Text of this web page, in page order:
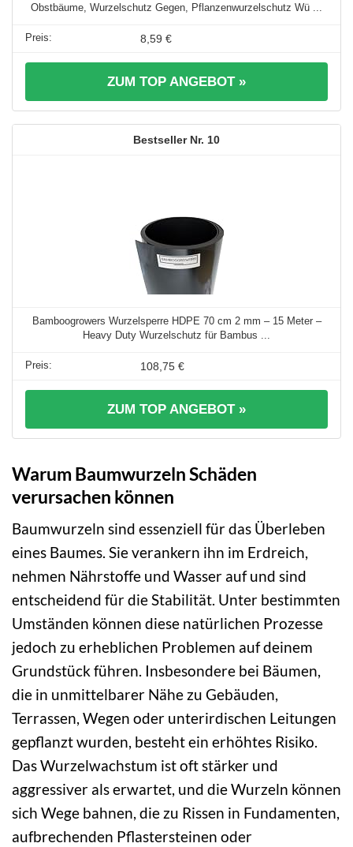
Obstbäume, Wurzelschutz Gegen, Pflanzenwurzelschutz Wü ...
8,59 €
ZUM TOP ANGEBOT »
10
Bamboogrowers Wurzelsperre HDPE 70 cm 2 mm – 15 Meter –
Heavy Duty Wurzelschutz für Bambus ...
108,75 €
ZUM TOP ANGEBOT »
Warum Baumwurzeln Schäden
verursachen können
Baumwurzeln sind essenziell für das Überleben
eines Baumes. Sie verankern ihn im Erdreich,
nehmen Nährstoffe und Wasser auf und sind
entscheidend für die Stabilität. Unter bestimmten
Umständen können diese natürlichen Prozesse
jedoch zu erheblichen Problemen auf deinem
Grundstück führen. Insbesondere bei Bäumen,
die in unmittelbarer Nähe zu Gebäuden,
Terrassen, Wegen oder unterirdischen Leitungen
gepflanzt wurden, besteht ein erhöhtes Risiko.
Das Wurzelwachstum ist oft stärker und
aggressiver als erwartet, und die Wurzeln können
sich Wege bahnen, die zu Rissen in Fundamenten,
aufbrechenden Pflastersteinen oder